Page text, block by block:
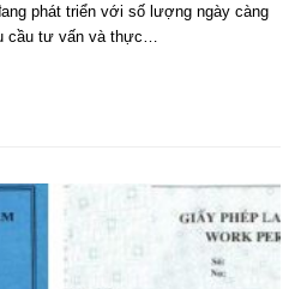
phát triển với số lượng ngày càng
cầu tư vấn và thực…